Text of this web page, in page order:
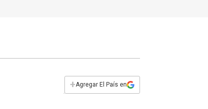
+Agregar El País en